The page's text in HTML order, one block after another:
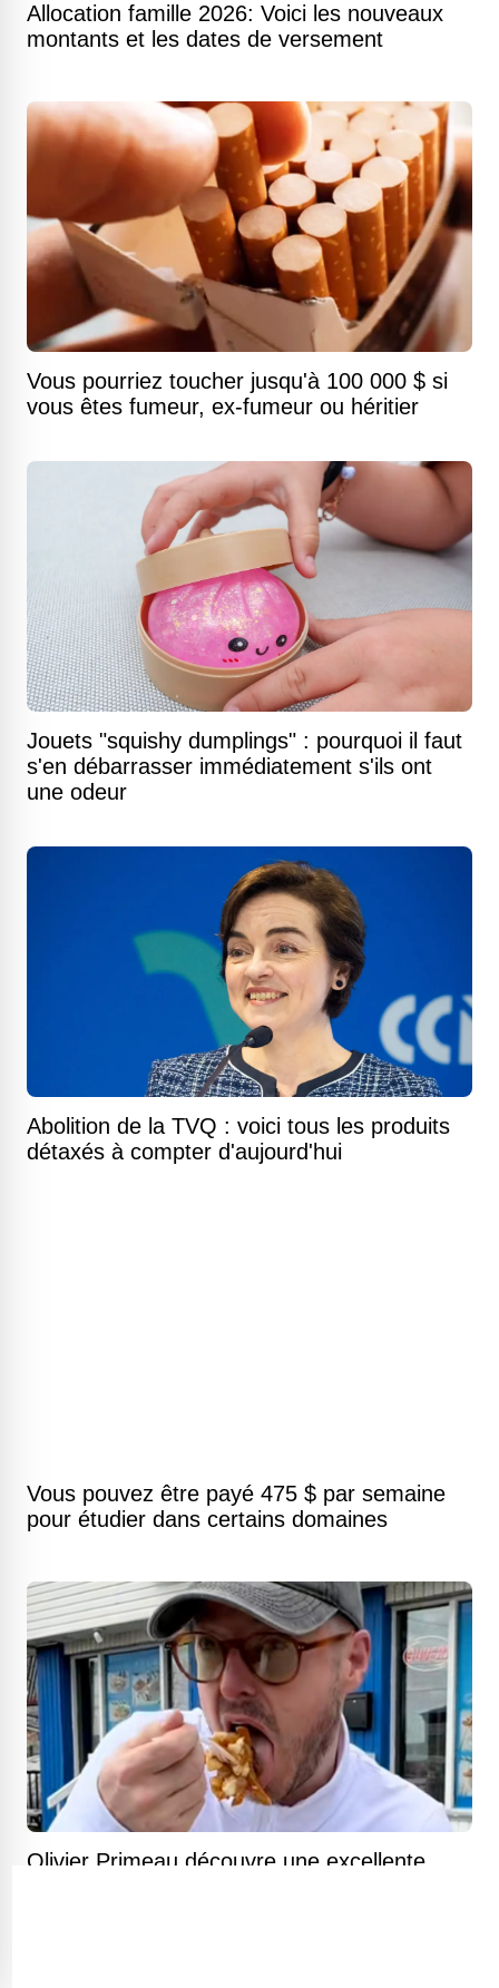
Allocation famille 2026: Voici les nouveaux
montants et les dates de versement
Vous pourriez toucher jusqu'à 100 000 $ si
vous êtes fumeur, ex-fumeur ou héritier
Jouets "squishy dumplings" : pourquoi il faut
s'en débarrasser immédiatement s'ils ont
une odeur
Abolition de la TVQ : voici tous les produits
détaxés à compter d'aujourd'hui
Vous pouvez être payé 475 $ par semaine
pour étudier dans certains domaines
Olivier Primeau découvre une excellente